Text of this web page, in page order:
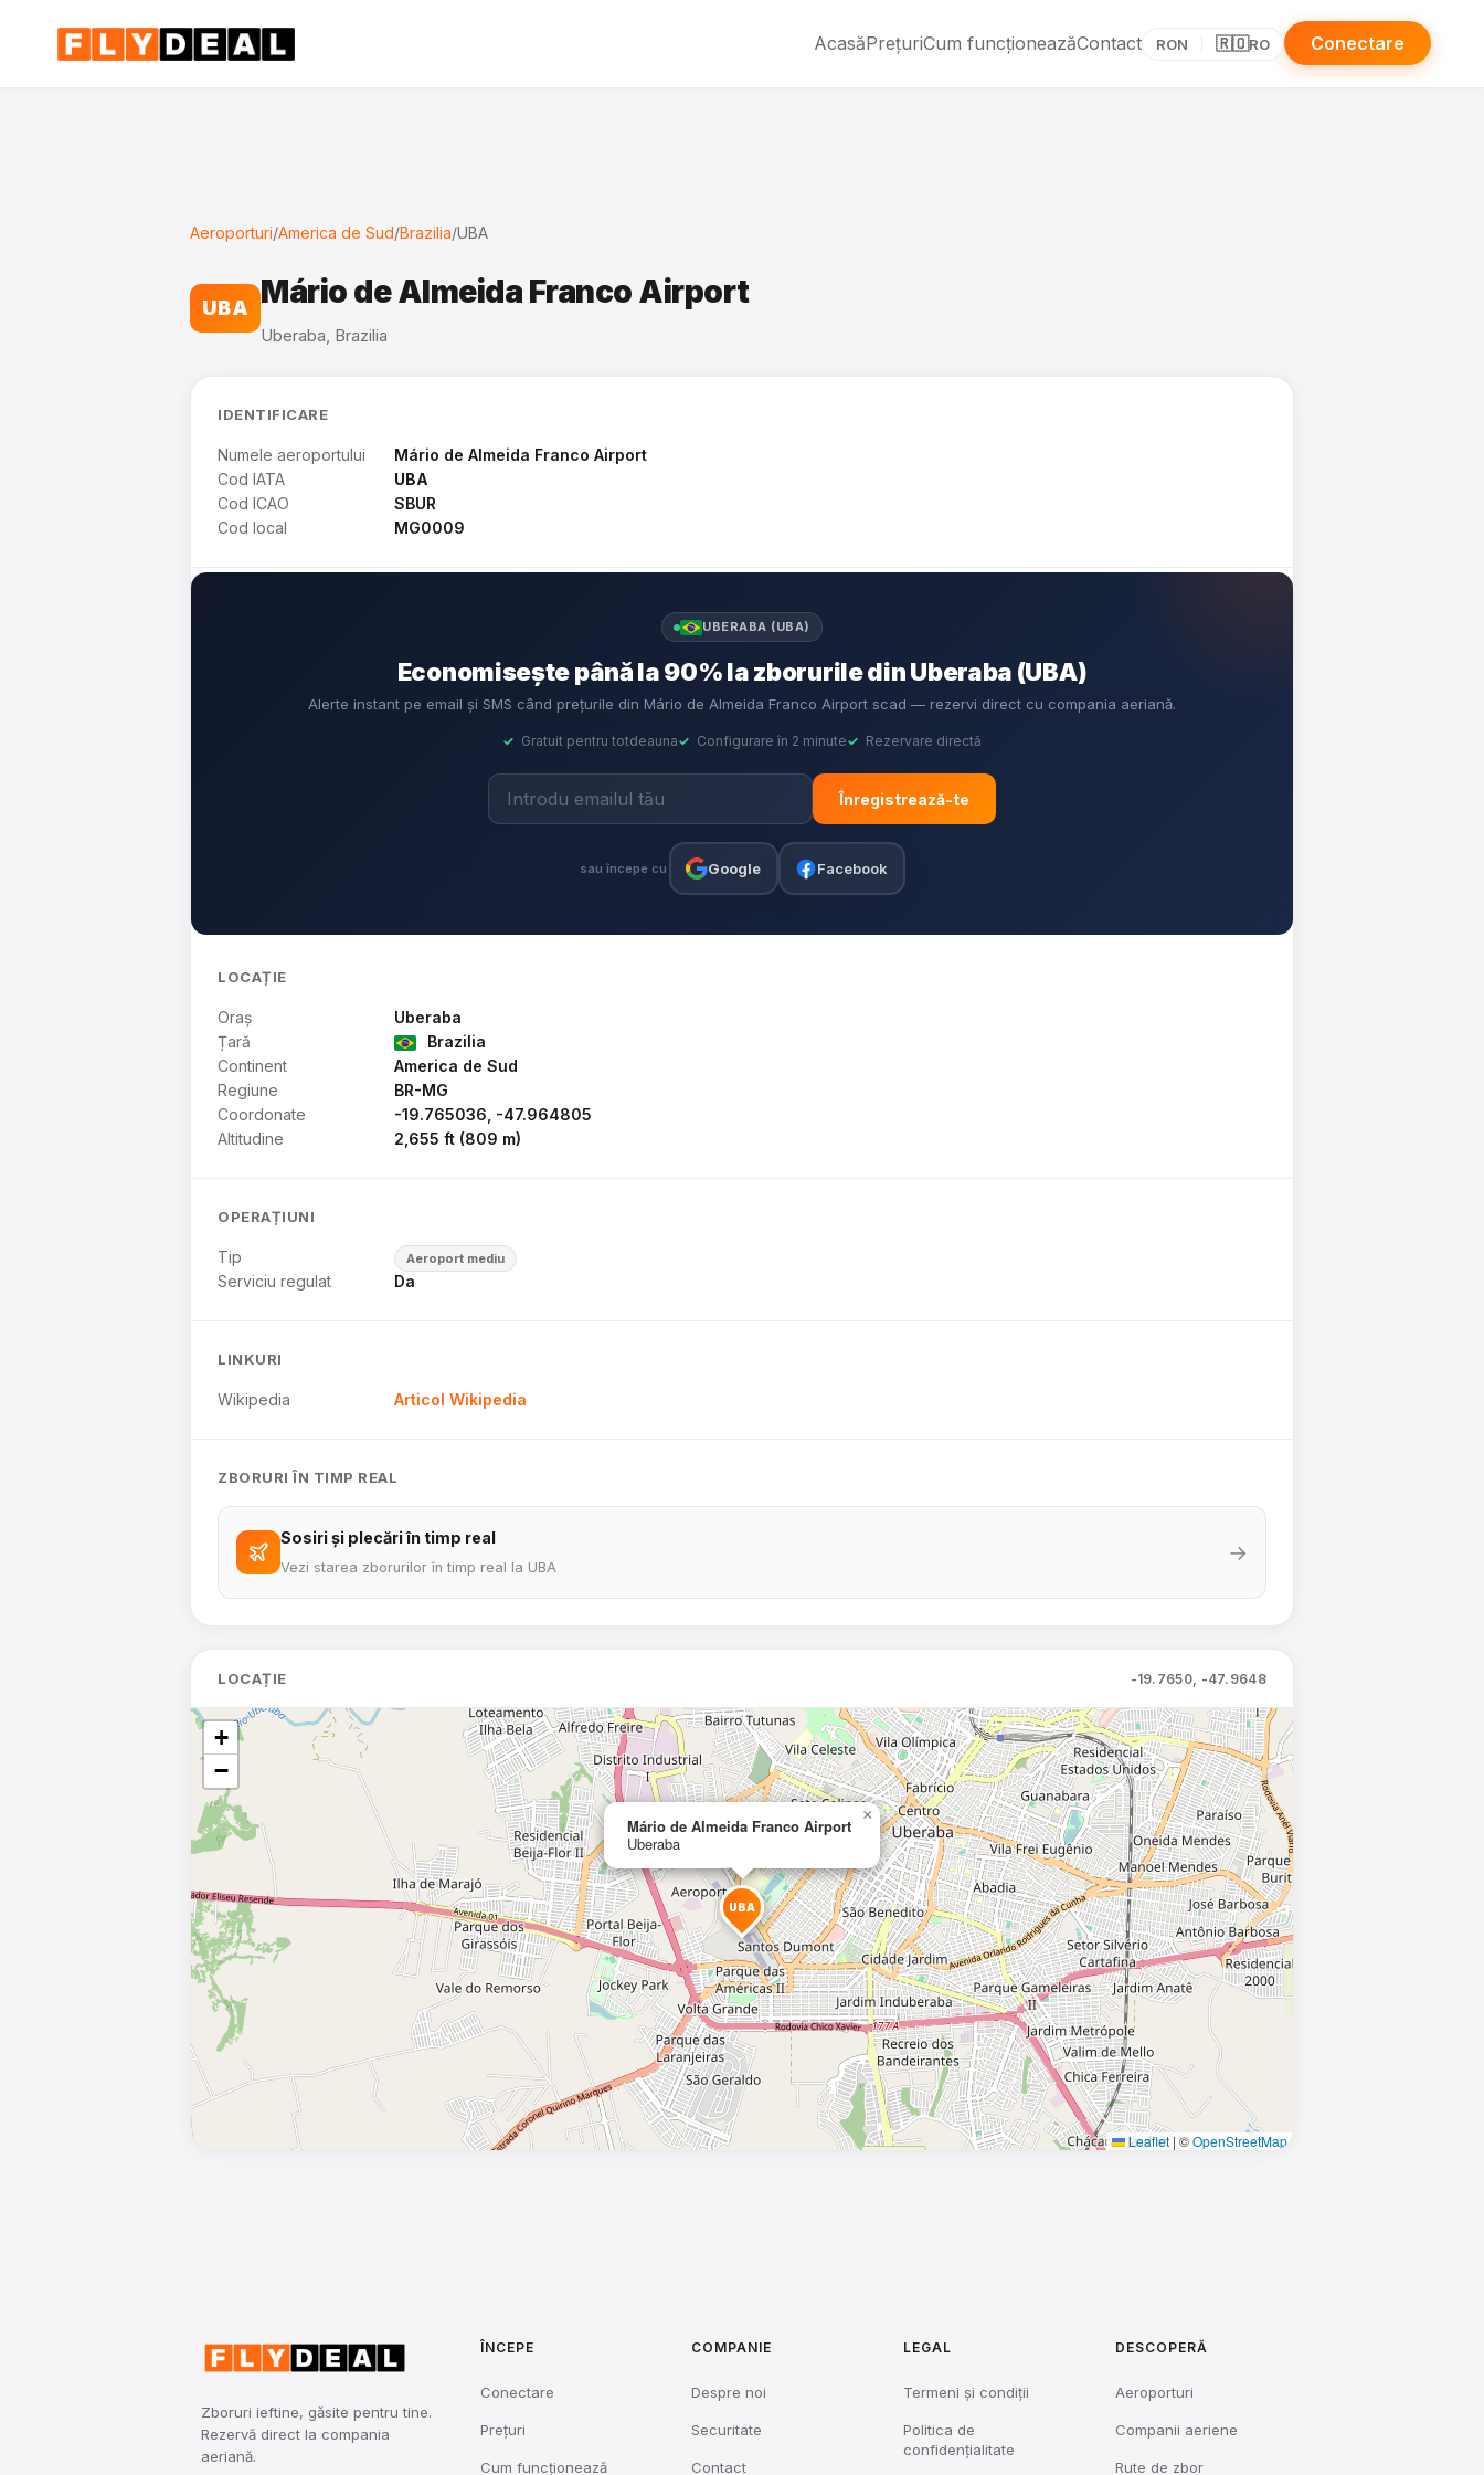
AcasăPrețuriCum funcționeazăContact RON 🇷🇴RO Conectare
Aeroporturi/America de Sud/Brazilia/UBA
UBA Mário de Almeida Franco Airport
Uberaba, Brazilia
IDENTIFICARE
Numele aeroportului
Mário de Almeida Franco Airport
Cod IATA
UBA
Cod ICAO
SBUR
Cod local
MG0009
UBERABA (UBA)
Economisește până la 90% la zborurile din Uberaba (UBA)
Alerte instant pe email și SMS când prețurile din Mário de Almeida Franco Airport scad — rezervi direct cu compania aeriană.
✓ Gratuit pentru totdeauna✓ Configurare în 2 minute✓ Rezervare directă
Înregistrează-te
sau începe cu Google Facebook
LOCAȚIE
Oraș
Uberaba
Țară
Brazilia
Continent
America de Sud
Regiune
BR-MG
Coordonate
-19.765036, -47.964805
Altitudine
2,655 ft (809 m)
OPERAȚIUNI
Tip Aeroport mediu
Serviciu regulat Da
LINKURI
Wikipedia Articol Wikipedia
ZBORURI ÎN TIMP REAL
Sosiri și plecări în timp real
Vezi starea zborurilor în timp real la UBA
→
LOCAȚIE -19.7650, -47.9648
UBA
Mário de Almeida Franco Airport
Uberaba
×
+
−
Leaflet | ©OpenStreetMap
Zboruri ieftine, găsite pentru tine.
Rezervă direct la compania
aeriană.
ÎNCEPE
Conectare
Prețuri
Cum funcționează
COMPANIE
Despre noi
Securitate
Contact
LEGAL
Termeni și condiții
Politica de
confidențialitate
DESCOPERĂ
Aeroporturi
Companii aeriene
Rute de zbor